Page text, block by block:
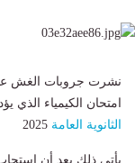
نشرت جروبات الغش
امتحان الكيمياء الذي
الثانوية العامة
يأتي ذلك بعد أن